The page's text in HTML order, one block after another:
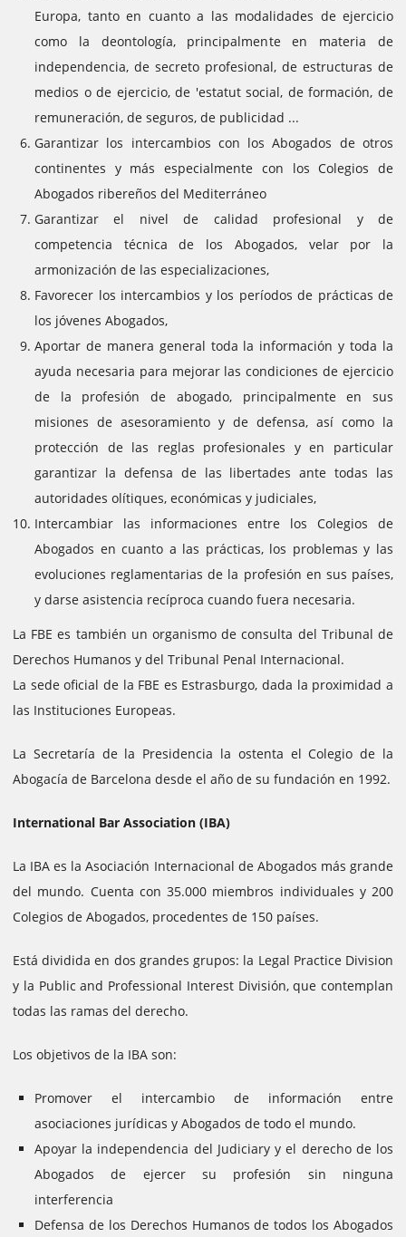
Europa, tanto en cuanto a las modalidades de ejercicio
como la deontología, principalmente en materia de
independencia, de secreto profesional, de estructuras de
medios o de ejercicio, de 'estatut social, de formación, de
remuneración, de seguros, de publicidad ...
Garantizar los intercambios con los Abogados de otros
continentes y más especialmente con los Colegios de
Abogados ribereños del Mediterráneo
Garantizar el nivel de calidad profesional y de
competencia técnica de los Abogados, velar por la
armonización de las especializaciones,
Favorecer los intercambios y los períodos de prácticas de
los jóvenes Abogados,
Aportar de manera general toda la información y toda la
ayuda necesaria para mejorar las condiciones de ejercicio
de la profesión de abogado, principalmente en sus
misiones de asesoramiento y de defensa, así como la
protección de las reglas profesionales y en particular
garantizar la defensa de las libertades ante todas las
autoridades olítiques, económicas y judiciales,
Intercambiar las informaciones entre los Colegios de
Abogados en cuanto a las prácticas, los problemas y las
evoluciones reglamentarias de la profesión en sus países,
y darse asistencia recíproca cuando fuera necesaria.
La FBE es también un organismo de consulta del Tribunal de
Derechos Humanos y del Tribunal Penal Internacional.
La sede oficial de la FBE es Estrasburgo, dada la proximidad a
las Instituciones Europeas.
La Secretaría de la Presidencia la ostenta el Colegio de la
Abogacía de Barcelona desde el año de su fundación en 1992.
International Bar Association (IBA)
La IBA es la Asociación Internacional de Abogados más grande
del mundo. Cuenta con 35.000 miembros individuales y 200
Colegios de Abogados, procedentes de 150 países.
Está dividida en dos grandes grupos: la Legal Practice Division
y la Public and Professional Interest División, que contemplan
todas las ramas del derecho.
Los objetivos de la IBA son:
Promover el intercambio de información entre
asociaciones jurídicas y Abogados de todo el mundo.
Apoyar la independencia del Judiciary y el derecho de los
Abogados de ejercer su profesión sin ninguna
interferencia
Defensa de los Derechos Humanos de todos los Abogados